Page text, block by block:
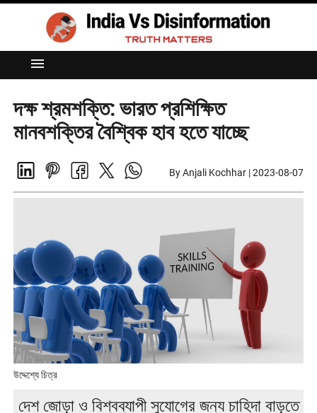
menu
দক্ষ শ্রমশক্তি: ভারত প্রশিক্ষিত
মানবশক্তির বৈশ্বিক হাব হতে যাচ্ছে
By Anjali Kochhar|2023-08-07
উদ্দেশ্যে চিত্র
দেশ জোড়া ও বিশ্বব্যাপী সুযোগের জন্য চাহিদা বাড়তে